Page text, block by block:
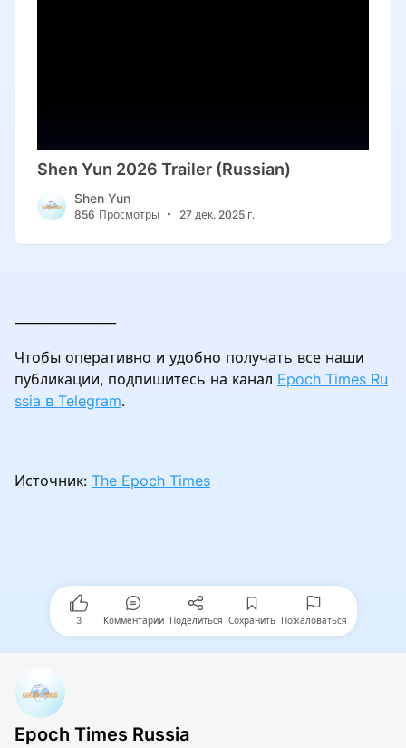
Чтобы оперативно и удобно получать все наши
публикации, подпишитесь на канал Epoch Times Ru
ssia в Telegram.
Источник: The Epoch Times
3 Комментарии Поделиться Сохранить Пожаловаться
Epoch Times Russia